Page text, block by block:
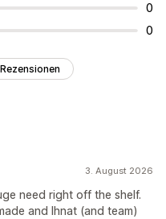
0
0
3. August 2026
need right off the shelf.
and Ihnat (and team)